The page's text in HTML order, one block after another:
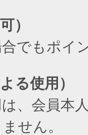
）
でもポイ
る使用）
、会員本
せん。